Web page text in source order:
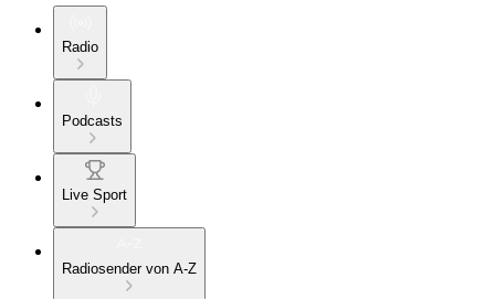
Radio
Podcasts
Live Sport
Radiosender von A-Z